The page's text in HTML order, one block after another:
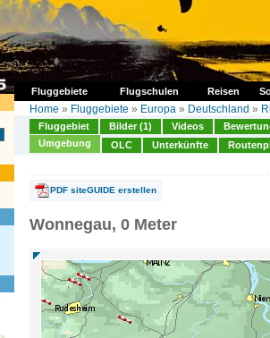
Fluggebiete Flugschulen Reisen
Home » Fluggebiete » Europa » Deutschland »
Fluggebiet Bilder (1) Videos
Umgebung
OLC Unterkünfte
PDF siteGUIDE erstellen
Wonnegau, 0 Meter